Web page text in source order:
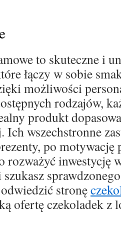
to skuteczne i
łączy w sobie
możliwości
rodzajów,
produkt
Ich wszechstronne
po
rozważyć inwestycję
stronę
ofertę czekoladek z